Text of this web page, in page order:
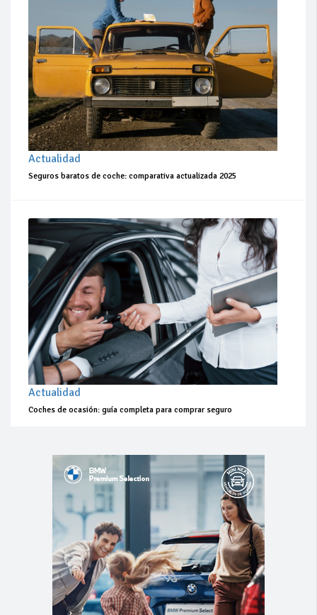
Actualidad
Seguros baratos de coche: comparativa actualizada 2025
Actualidad
Coches de ocasión: guía completa para comprar seguro